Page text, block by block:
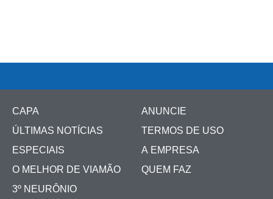
CAPA
ÚLTIMAS NOTÍCIAS
ESPECIAIS
O MELHOR DE VIAMÃO
3º NEURÔNIO
ANUNCIE
TERMOS DE USO
A EMPRESA
QUEM FAZ